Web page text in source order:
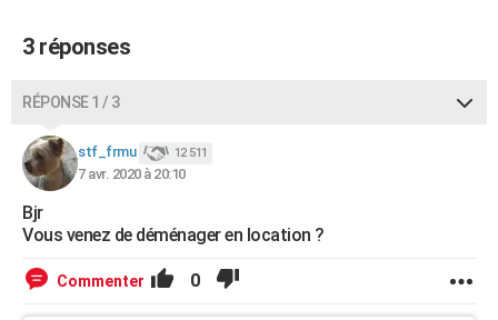
Dictionnaire
Biographies
Citations
Expressions
Proverbes
PROGRAMME TV
COPAINS D'AVANT
S'inscrire
Se connecter
Lycées
Collèges
Primaires
Universités
Entreprises
Service militaire
Avis de recherche
AVIS DE DÉCÈS
Bricolage
Lifestyle
Culture
Sport
Auto
Television
Voyage
Cinema
3 réponses
RÉPONSE 1 / 3
stf_frmu 12 511
7 avr. 2020 à 20:10
Bjr
Vous venez de déménager en location ?
Commenter 0